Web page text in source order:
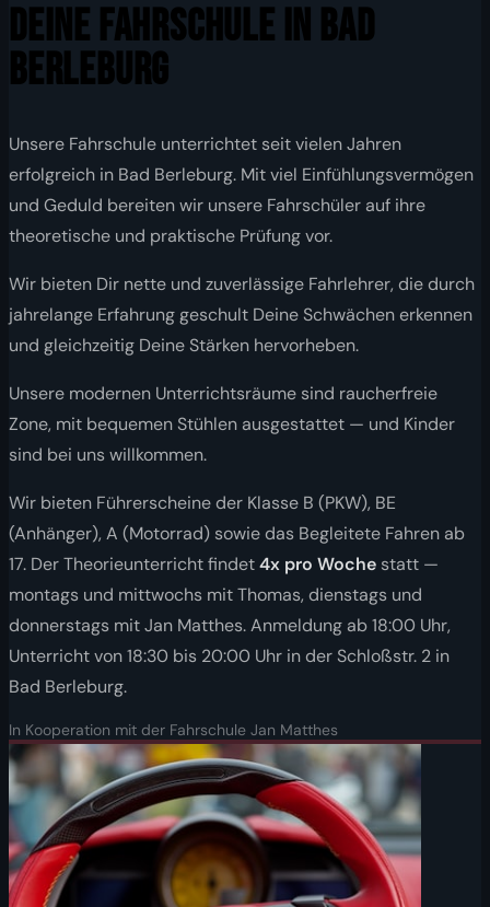
DEINE FAHRSCHULE IN BAD
BERLEBURG
Unsere Fahrschule unterrichtet seit vielen Jahren
erfolgreich in Bad Berleburg. Mit viel Einfühlungsvermögen
und Geduld bereiten wir unsere Fahrschüler auf ihre
theoretische und praktische Prüfung vor.
Wir bieten Dir nette und zuverlässige Fahrlehrer, die durch
jahrelange Erfahrung geschult Deine Schwächen erkennen
und gleichzeitig Deine Stärken hervorheben.
Unsere modernen Unterrichtsräume sind raucherfreie
Zone, mit bequemen Stühlen ausgestattet — und Kinder
sind bei uns willkommen.
Wir bieten Führerscheine der Klasse B (PKW), BE
(Anhänger), A (Motorrad) sowie das Begleitete Fahren ab
17. Der Theorieunterricht findet4x pro Woche statt —
montags und mittwochs mit Thomas, dienstags und
donnerstags mit Jan Matthes. Anmeldung ab 18:00 Uhr,
Unterricht von 18:30 bis 20:00 Uhr in der Schloßstr. 2 in
Bad Berleburg.
In Kooperation mit der Fahrschule Jan Matthes